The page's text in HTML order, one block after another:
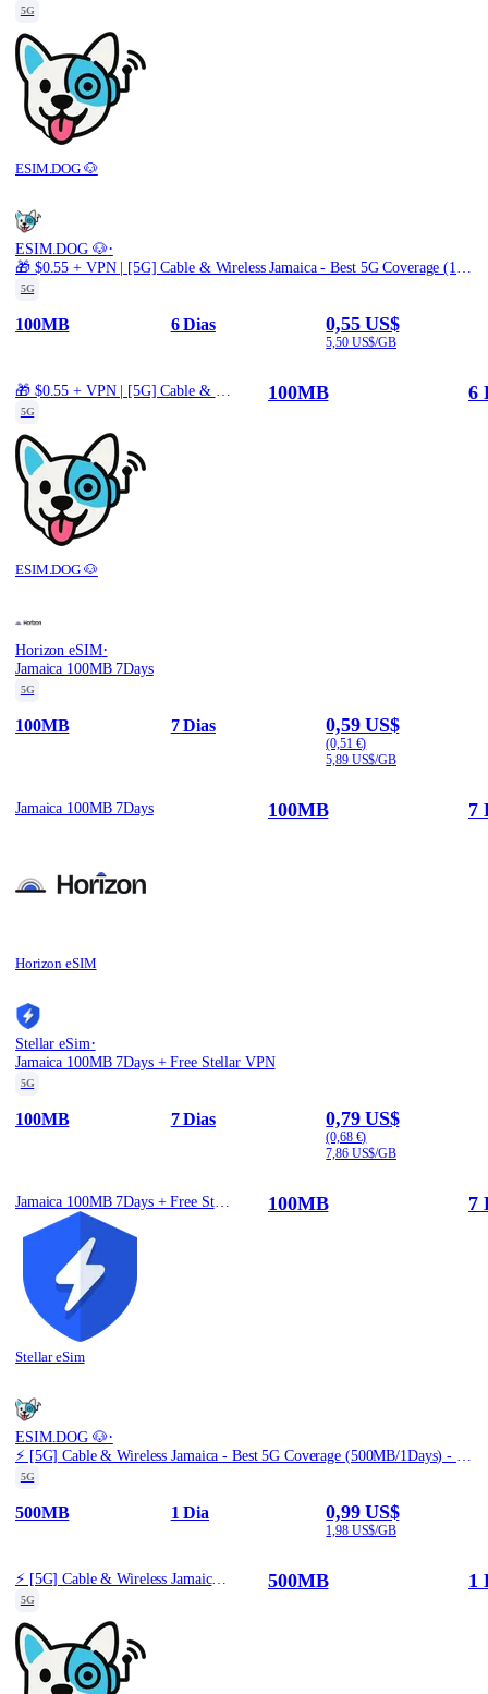
5G
ESIM.DOG 🐶
ESIM.DOG 🐶·
5G
100MB 6 Dias 0,55 US$
5,50 US$/GB
5G
ESIM.DOG 🐶
100MB 6
Horizon eSIM·
Jamaica 100MB 7Days
5G
100MB 7 Dias 0,59 US$
(0,51 €)
5,89 US$/GB
Jamaica 100MB 7Days
Horizon eSIM
100MB 7
Stellar eSim·
Jamaica 100MB 7Days + Free Stellar VPN
5G
100MB 7 Dias 0,79 US$
(0,68 €)
7,86 US$/GB
Jamaica 100MB 7Days + Free Stellar VPN
Stellar eSim
100MB 7
ESIM.DOG 🐶·
5G
500MB 1 Dia 0,99 US$
1,98 US$/GB
⚡️ [5G] Cable & Wireless Jamaica - Best 5G Coverage (500MB/1Days) - Black route
5G
500MB 1